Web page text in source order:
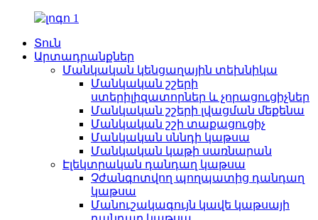
Տուն
Արտադրանքներ
Մանկական կենցաղային տեխնիկա
Մանկական շշերի
ստերիլիզատորներ և չորացուցիչներ
Մանկական շշերի լվացման մեքենա
Մանկական շշի տաքացուցիչ
Մանկական սննդի կաթսա
Մանկական կաթի սառնարան
Էլեկտրական դանդաղ կաթսա
Չժանգոտվող պողպատից դանդաղ
կաթսա
Մանուշակագույն կավե կաթսայի